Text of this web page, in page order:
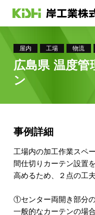
屋内 工場 物流
広島県 温度管
ン
事例詳細
工場内の加工作業スペ
間仕切りカーテン設置
高めるため、２点の工
①センター両開き部分
一般的なカーテンの場